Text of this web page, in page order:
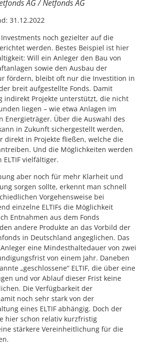
AG / Netfonds AG
31.12.2022
noch gezielter auf die
werden. Bestes Beispiel ist hier
Will ein Anleger den Bau von
sowie den Ausbau der
fördern, bleibt oft nur die Investition in
breit aufgestellte Fonds. Damit
indirekt Projekte unterstützt, die nicht
liegen – wie etwa Anlagen im
Energieträger. Über die Auswahl des
in Zukunft sichergestellt werden,
direkt in Projekte fließen, welche die
Und die Möglichkeiten werden
vielfältiger.
aber noch für mehr Klarheit und
sorgen sollte, erkennt man schnell
Vorgehensweise bei
einzelne ELTIFs die Möglichkeit
Entnahmen aus dem Fonds
andere Produkte an das Vorbild der
in Deutschland angeglichen. Das
eine Mindesthaltedauer von zwei
von einem Jahr. Daneben
„geschlossene“ ELTIF, die über eine
und vor Ablauf dieser Frist keine
Die Verfügbarkeit der
noch sehr stark von der
eines ELTIF abhängig. Doch der
hier schon relativ kurzfristig
stärkere Vereinheitlichung für die